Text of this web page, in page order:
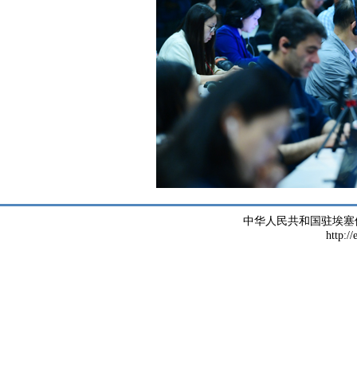
中华人民共和国驻埃
http://